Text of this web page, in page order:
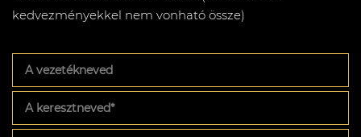
kedvezményekkel nem vonható össze)
vezetékneved
keresztneved*